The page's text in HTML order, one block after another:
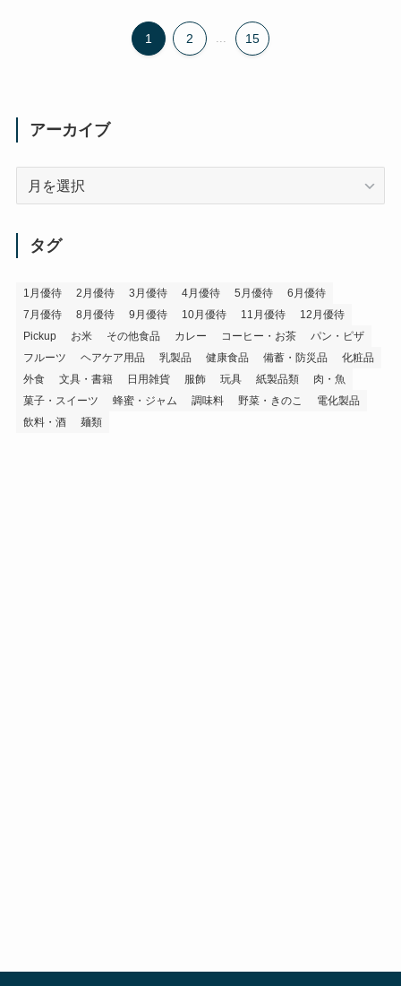
1 2 ... 15
アーカイブ
タグ
1月優待 2月優待 3月優待 4月優待 5月優待
6月優待
7月優待
8月優待 9月優待 10月優待 11月優待
12月優待
Pickup
お米 その他食品 カレー コーヒー・お茶
パン・ピザ
フルーツ
ヘアケア用品 乳製品 健康食品 備蓄・防災品
化粧品
外食
文具・書籍 日用雑貨 服飾 玩具 紙製品類
肉・魚
菓子・スイーツ
蜂蜜・ジャム 調味料 野菜・きのこ
電化製品
飲料・酒
麺類